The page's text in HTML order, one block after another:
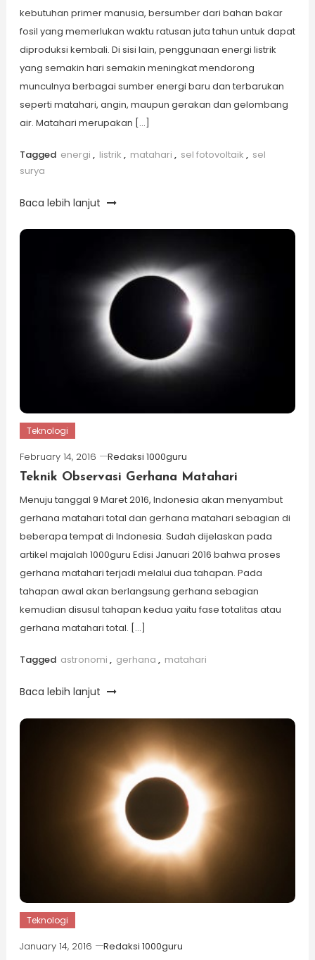
kebutuhan primer manusia, bersumber dari bahan bakar
fosil yang memerlukan waktu ratusan juta tahun untuk dapat
diproduksi kembali. Di sisi lain, penggunaan energi listrik
yang semakin hari semakin meningkat mendorong
munculnya berbagai sumber energi baru dan terbarukan
seperti matahari, angin, maupun gerakan dan gelombang
air. Matahari merupakan […]
Tagged energi , listrik , matahari , sel fotovoltaik , sel
surya
Baca lebih lanjut
Teknologi
February 14, 2016
Redaksi 1000guru
Teknik Observasi Gerhana Matahari
Menuju tanggal 9 Maret 2016, Indonesia akan menyambut
gerhana matahari total dan gerhana matahari sebagian di
beberapa tempat di Indonesia. Sudah dijelaskan pada
artikel majalah 1000guru Edisi Januari 2016 bahwa proses
gerhana matahari terjadi melalui dua tahapan. Pada
tahapan awal akan berlangsung gerhana sebagian
kemudian disusul tahapan kedua yaitu fase totalitas atau
gerhana matahari total. […]
Tagged astronomi , gerhana , matahari
Baca lebih lanjut
Teknologi
January 14, 2016
Redaksi 1000guru